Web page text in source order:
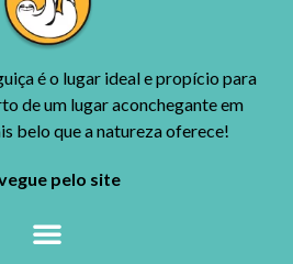
é o lugar ideal e propício para
de um lugar aconchegante em
belo que a natureza oferece!
pelo site